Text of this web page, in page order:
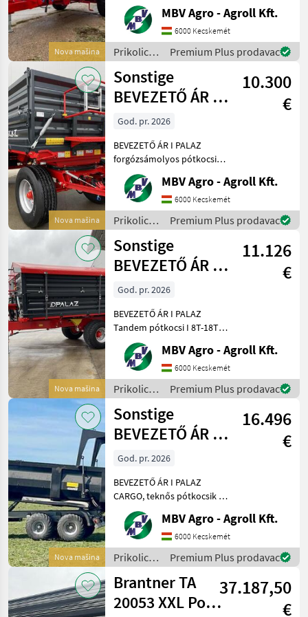
Nova mašina
Ha PALAZ akkor kizárólag
az MBV AGRO! Vásároljon
közvetlenül az importőrtől,
a régió legnagyobb PALAZ
kereskedőitő
MBV Agro - Agroll Kft.
6000 Kecskemét
Prikolice i
transportna
vozila /
Sonstige
Premium Plus prodavac
Nova mašina
Sonstige
BEVEZETŐ ÁR I
PALAZ
forgózsámolyos
pótkocsik I 8
10.300
€
God. pr. 2026
BEVEZETŐ ÁR I PALAZ
forgózsámolyos pótkocsik I
8T-18T Ha PALAZ akkor
kizárólag az MBV AGRO!
Vásároljon közvetlenül az
importőrtől, a régió
legnagyobb PALAZ
keresked
MBV Agro - Agroll Kft.
6000 Kecskemét
Prikolice i
transportna
vozila /
Sonstige
Premium Plus prodavac
Nova mašina
Sonstige
BEVEZETŐ ÁR I
PALAZ Tandem
pótkocsi I 8T-18T
11.126
€
God. pr. 2026
BEVEZETŐ ÁR I PALAZ
Tandem pótkocsi I 8T-18T
Ha PALAZ akkor kizárólag
az MBV AGRO! Vásároljon
közvetlenül az importőrtől,
a régió legnagyobb PALAZ
kereskedőitől. Az
MBV Agro - Agroll Kft.
6000 Kecskemét
Prikolice i
transportna
vozila /
Sonstige
Premium Plus prodavac
Nova mašina
Sonstige
BEVEZETŐ ÁR I
PALAZ CARGO,
teknős
pótkocsik I 1
16.496
€
God. pr. 2026
BEVEZETŐ ÁR I PALAZ
CARGO, teknős pótkocsik I
12-18T I 2 tengely Ha PALAZ
akkor kizárólag az MBV
AGRO! Vásároljon
közvetlenül az importőrtől,
a régió legnagyobb PA
MBV Agro - Agroll Kft.
6000 Kecskemét
Prikolice i
transportna
vozila /
Sonstige
Premium Plus prodavac
Brantner TA
20053 XXL Power
37.187,50
€